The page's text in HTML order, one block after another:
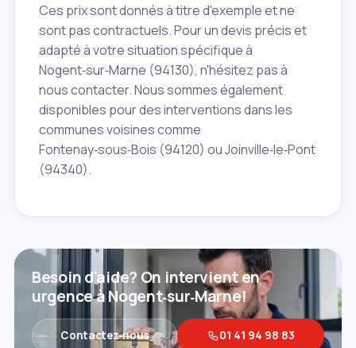
Ces prix sont donnés à titre d'exemple et ne
sont pas contractuels. Pour un devis précis et
adapté à votre situation spécifique à
Nogent‑sur‑Marne (94130), n'hésitez pas à
nous contacter. Nous sommes également
disponibles pour des interventions dans les
communes voisines comme
Fontenay‑sous‑Bois (94120) ou Joinville‑le‑Pont
(94340).
Besoin d'aide? On intervient en
urgence à Nogent‑sur‑Marne!
Contactez‑nous 01 41 94 98 83